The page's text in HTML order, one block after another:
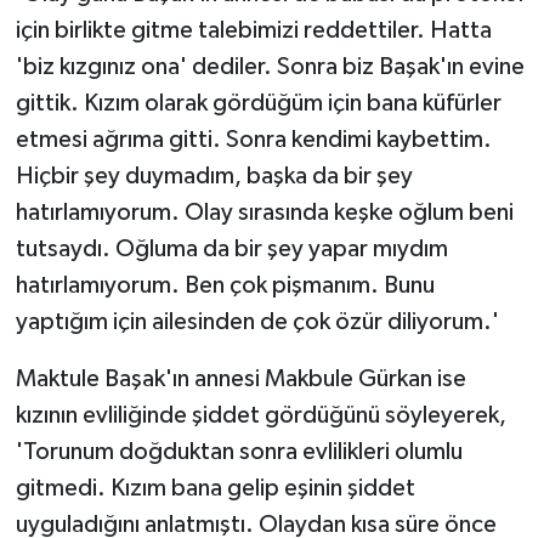
için birlikte gitme talebimizi reddettiler. Hatta
'biz kızgınız ona' dediler. Sonra biz Başak'ın evine
gittik. Kızım olarak gördüğüm için bana küfürler
etmesi ağrıma gitti. Sonra kendimi kaybettim.
Hiçbir şey duymadım, başka da bir şey
hatırlamıyorum. Olay sırasında keşke oğlum beni
tutsaydı. Oğluma da bir şey yapar mıydım
hatırlamıyorum. Ben çok pişmanım. Bunu
yaptığım için ailesinden de çok özür diliyorum.'
Maktule Başak'ın annesi Makbule Gürkan ise
kızının evliliğinde şiddet gördüğünü söyleyerek,
'Torunum doğduktan sonra evlilikleri olumlu
gitmedi. Kızım bana gelip eşinin şiddet
uyguladığını anlatmıştı. Olaydan kısa süre önce